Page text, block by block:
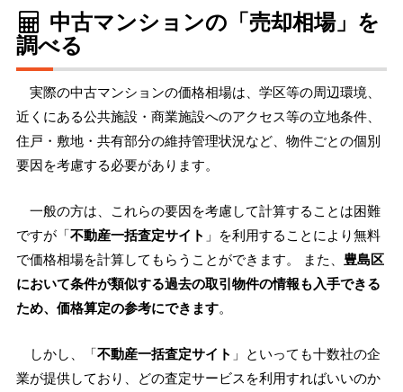
中古マンションの「売却相場」を
調べる
実際の中古マンションの価格相場は、学区等の周辺環境、
近くにある公共施設・商業施設へのアクセス等の立地条件、
住戸・敷地・共有部分の維持管理状況など、物件ごとの個別
要因を考慮する必要があります。
一般の方は、これらの要因を考慮して計算することは困難
ですが「不動産一括査定サイト 」を利用することにより無料
で価格相場を計算してもらうことができます。 また、 豊島区
において条件が類似する過去の取引物件の情報も入手できる
ため、価格算定の参考にできます。
しかし、「不動産一括査定サイト 」といっても十数社の企
業が提供しており、どの査定サービスを利用すればいいのか